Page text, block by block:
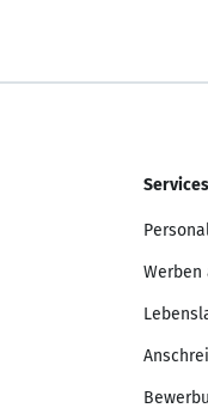
Services
Werben